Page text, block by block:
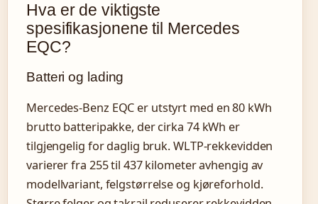
Hva er de viktigste
spesifikasjonene til Mercedes
EQC?
Batteri og lading
Mercedes-Benz EQC er utstyrt med en 80 kWh
brutto batteripakke, der cirka 74 kWh er
tilgjengelig for daglig bruk. WLTP-rekkevidden
varierer fra 255 til 437 kilometer avhengig av
modellvariant, felgstørrelse og kjøreforhold.